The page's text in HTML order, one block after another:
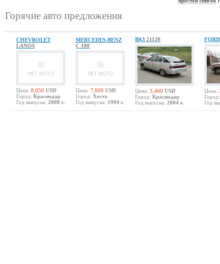
Горячие авто предложения
CHEVROLET
LANOS
Цена: 8,050 USD
Город: Краснодар
Год выпуска: 2008 г.
MERCEDES-BENZ
C 180
Цена: 7,000 USD
Город: Хоста
Год выпуска: 1994 г.
ВАЗ 21120
Цена: 3,460 USD
Город: Краснодар
Год выпуска: 2004 г.
Цена:
Город:
Год